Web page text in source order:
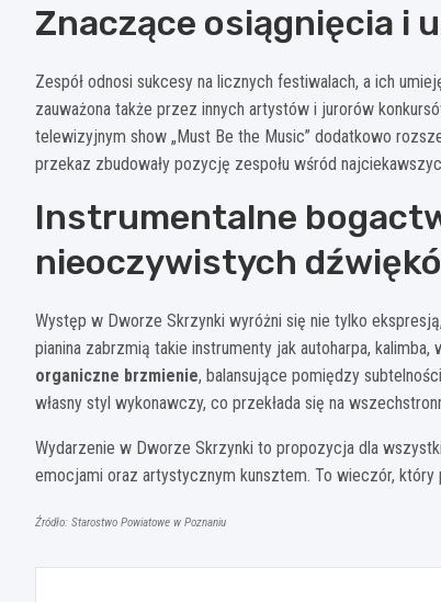
Znaczące osiągnięcia i
Zespół odnosi sukcesy na licznych festiwalach, a ich
zauważona także przez innych artystów i jurorów
telewizyjnym show „Must Be the Music” dodatkowo
przekaz zbudowały pozycję zespołu wśród
Instrumentalne
nieoczywistych
Występ w Dworze Skrzynki wyróżni się nie tylko
pianina zabrzmią takie instrumenty jak autoharpa,
organiczne brzmienie, balansujące pomiędzy
własny styl wykonawczy, co przekłada się na
Wydarzenie w Dworze Skrzynki to propozycja dla
emocjami oraz artystycznym kunsztem. To wieczór, który
Źródło: Starostwo Powiatowe w Poznaniu